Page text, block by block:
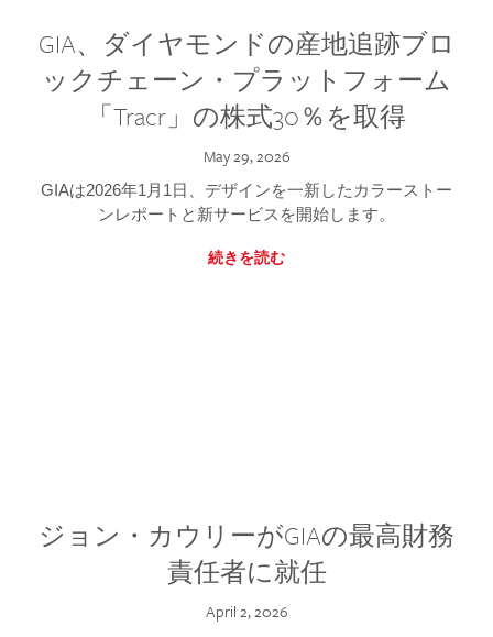
GIA、ダイヤモンドの産地追跡ブロ
ックチェーン・プラットフォーム
「Tracr」の株式30％を取得
May 29, 2026
GIAは2026年1月1日、デザインを一新したカラーストー
ンレポートと新サービスを開始します。
続きを読む
ジョン・カウリーがGIAの最高財務
責任者に就任
April 2, 2026